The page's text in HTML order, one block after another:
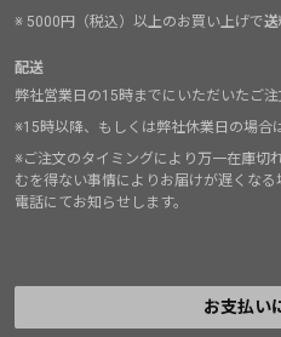
※ 5000円（税込）以上のお買い上げで
配送
弊社営業日の15時までにいただいたご注
※15時以降、もしくは弊社休業日の場合
※ご注文のタイミングにより万一在庫切
むを得ない事情によりお届けが遅くな
電話にてお知らせします。
お支払い